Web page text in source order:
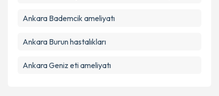
Ankara Bademcik ameliyatı
Ankara Burun hastalıkları
Ankara Geniz eti ameliyatı